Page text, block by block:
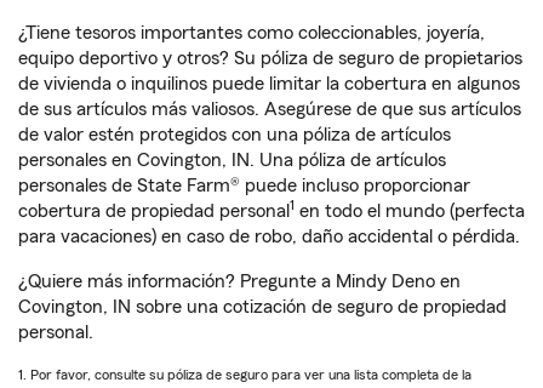
¿Tiene tesoros importantes como coleccionables, joyería,
equipo deportivo y otros? Su póliza de seguro de propietarios
de vivienda o inquilinos puede limitar la cobertura en algunos
de sus artículos más valiosos. Asegúrese de que sus artículos
de valor estén protegidos con una póliza de artículos
personales en Covington, IN. Una póliza de artículos
personales de State Farm® puede incluso proporcionar
cobertura de propiedad personal 1 en todo el mundo (perfecta
para vacaciones) en caso de robo, daño accidental o pérdida.
¿Quiere más información? Pregunte a Mindy Deno en
Covington, IN sobre una cotización de seguro de propiedad
personal.
1. Por favor, consulte su póliza de seguro para ver una lista completa de la